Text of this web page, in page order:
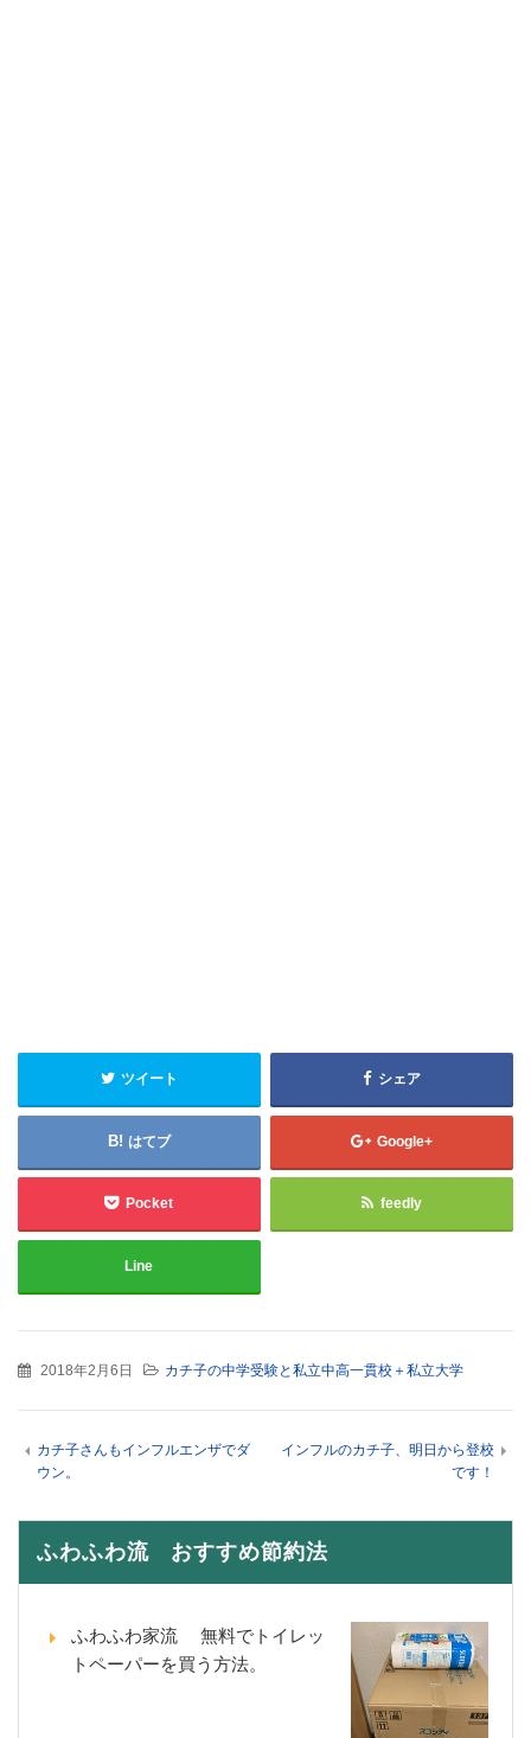
ツイート シェア
はてブ Google+
Pocket feedly
Line
2018年2月6日 カチ子の中学受験と私立中高一貫校＋私立大学
カチ子さんもインフルエンザでダ
ウン。
インフルのカチ子、明日から登校
です！
ふわふわ流 おすすめ節約法
ふわふわ家流 無料でトイレッ
トペーパーを買う方法。